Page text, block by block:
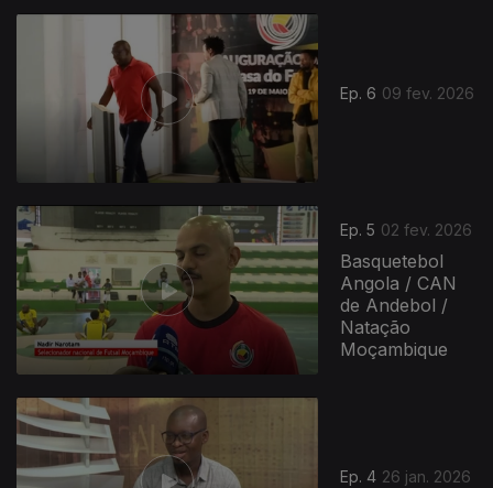
Ep. 6 09 fev. 2026
Ep. 5 02 fev. 2026
Basquetebol
Angola / CAN
de Andebol /
Natação
Moçambique
Ep. 4 26 jan. 2026